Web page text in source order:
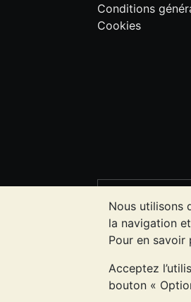
Nous utilisons
la navigation
Pour en savoir
Acceptez
bouton «
Conditions
Cookies
l'évolution
Entreprise